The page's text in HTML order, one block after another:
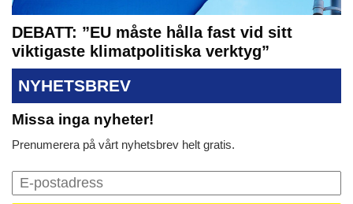
DEBATT: ”EU måste hålla fast vid sitt
viktigaste klimatpolitiska verktyg”
NYHETSBREV
Missa inga nyheter!
Prenumerera på vårt nyhetsbrev helt gratis.